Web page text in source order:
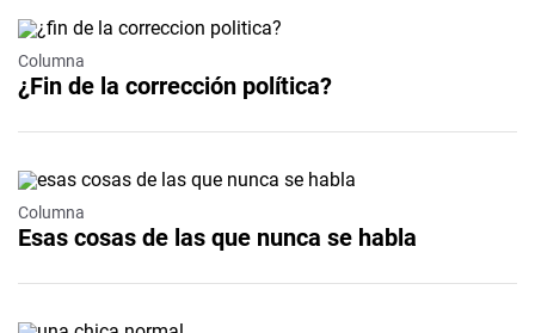
Columna
¿Fin de la corrección política?
Columna
Esas cosas de las que nunca se habla